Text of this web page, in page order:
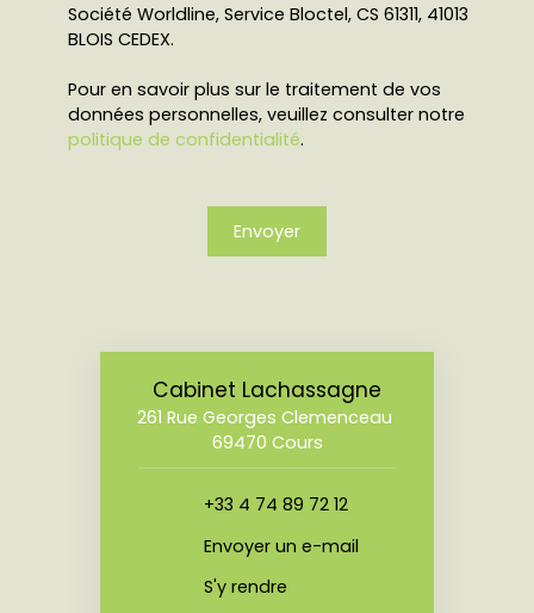
Société Worldline, Service Bloctel, CS 61311, 41013
BLOIS CEDEX.
Pour en savoir plus sur le traitement de vos
données personnelles, veuillez consulter notre
politique de confidentialité.
Envoyer
Cabinet Lachassagne
261 Rue Georges Clemenceau
69470 Cours
+33 4 74 89 72 12
Envoyer un e-mail
S'y rendre